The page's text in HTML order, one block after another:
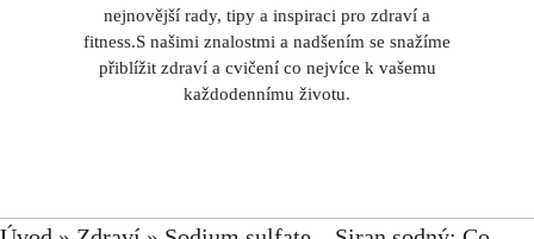
nejnovější rady, tipy a inspiraci pro zdraví a
fitness.S našimi znalostmi a nadšením se snažíme
přiblížit zdraví a cvičení co nejvíce k vašemu
každodennímu životu.